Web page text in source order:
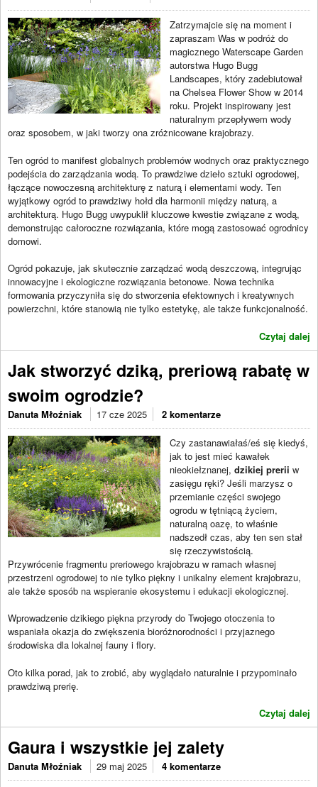
Zatrzymajcie się na moment i
zapraszam Was w podróż do
magicznego Waterscape Garden
autorstwa Hugo Bugg
Landscapes, który zadebiutował
na Chelsea Flower Show w 2014
roku. Projekt inspirowany jest
naturalnym przepływem wody
oraz sposobem, w jaki tworzy ona zróżnicowane krajobrazy.
Ten ogród to manifest globalnych problemów wodnych oraz praktycznego
podejścia do zarządzania wodą. To prawdziwe dzieło sztuki ogrodowej,
łączące nowoczesną architekturę z naturą i elementami wody. Ten
wyjątkowy ogród to prawdziwy hołd dla harmonii między naturą, a
architekturą. Hugo Bugg uwypuklił kluczowe kwestie związane z wodą,
demonstrując całoroczne rozwiązania, które mogą zastosować ogrodnicy
domowi.
Ogród pokazuje, jak skutecznie zarządzać wodą deszczową, integrując
innowacyjne i ekologiczne rozwiązania betonowe. Nowa technika
formowania przyczyniła się do stworzenia efektownych i kreatywnych
powierzchni, które stanowią nie tylko estetykę, ale także funkcjonalność.
Czytaj dalej
Jak stworzyć dziką, preriową rabatę w
swoim ogrodzie?
Danuta Młoźniak 17 cze 2025 2 komentarze
Czy zastanawiałaś/eś się kiedyś,
jak to jest mieć kawałek
nieokiełznanej, dzikiej prerii w
zasięgu ręki? Jeśli marzysz o
przemianie części swojego
ogrodu w tętniącą życiem,
naturalną oazę, to właśnie
nadszedł czas, aby ten sen stał
się rzeczywistością.
Przywrócenie fragmentu preriowego krajobrazu w ramach własnej
przestrzeni ogrodowej to nie tylko piękny i unikalny element krajobrazu,
ale także sposób na wspieranie ekosystemu i edukacji ekologicznej.
Wprowadzenie dzikiego piękna przyrody do Twojego otoczenia to
wspaniała okazja do zwiększenia bioróżnorodności i przyjaznego
środowiska dla lokalnej fauny i flory.
Oto kilka porad, jak to zrobić, aby wyglądało naturalnie i przypominało
prawdziwą prerię.
Czytaj dalej
Gaura i wszystkie jej zalety
Danuta Młoźniak 29 maj 2025 4 komentarze